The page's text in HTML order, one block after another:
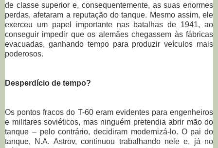
de classe superior e, consequentemente, as suas enormes
perdas, afetaram a reputação do tanque. Mesmo assim, ele
exerceu um papel importante nas batalhas de 1941, ao
conseguir impedir que os alemães chegassem às fábricas
evacuadas, ganhando tempo para produzir veículos mais
poderosos.
Desperdício de tempo?
Os pontos fracos do T-60 eram evidentes para engenheiros
e militares soviéticos, mas ninguém pretendia abrir mão do
tanque – pelo contrário, decidiram modernizá-lo. O pai do
tanque, N.A. Astrov, continuou trabalhando nele e, já no